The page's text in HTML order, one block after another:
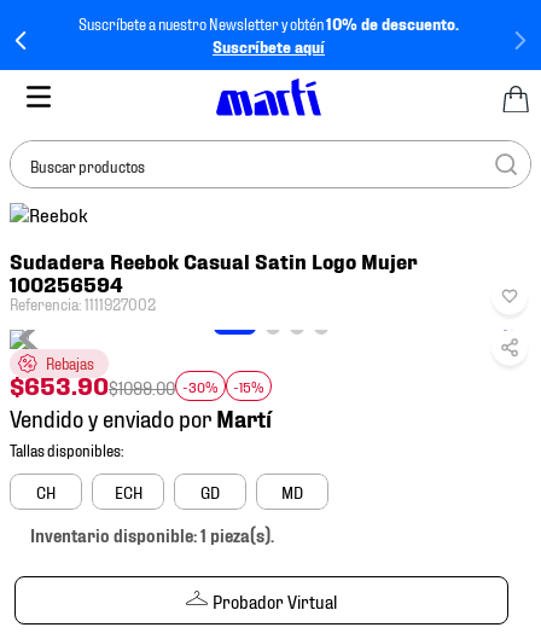
Suscríbete a nuestro Newsletter y obtén10% de descuento.
Suscríbete aquí
Buscar productos
Sudadera Reebok Casual Satin Logo Mujer
100256594
Referencia:1111927002
Rebajas
$653.90$1099.00 -30% -15%
Vendido y enviado por
CH ECH GD MD
Inventario disponible: 1 pieza(s).
Probador Virtual
BUSCADOS
1.
tenis mujer
2.
3.
tenis
4.
tenis futbol
5.
jersey
6.
mochila